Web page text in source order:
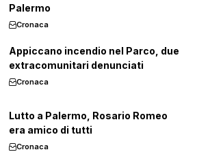
Palermo
Cronaca
Appiccano incendio nel Parco, due
extracomunitari denunciati
Cronaca
Lutto a Palermo, Rosario Romeo
era amico di tutti
Cronaca